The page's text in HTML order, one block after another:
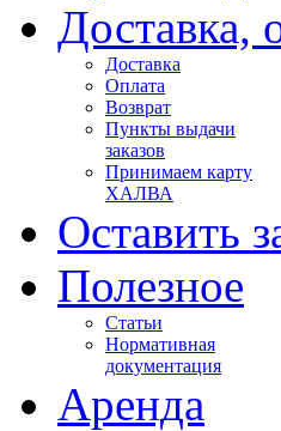
Доставка,
Доставка
Оплата
Возврат
Пункты выдачи
заказов
Принимаем карту
ХАЛВА
Оставить
Полезное
Статьи
Нормативная
документация
Аренда